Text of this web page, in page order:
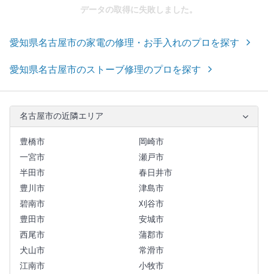
データの取得に失敗しました。
愛知県名古屋市の家電の修理・お手入れのプロを探す
愛知県名古屋市のストーブ修理のプロを探す
名古屋市の近隣エリア
豊橋市
岡崎市
一宮市
瀬戸市
半田市
春日井市
豊川市
津島市
碧南市
刈谷市
豊田市
安城市
西尾市
蒲郡市
犬山市
常滑市
江南市
小牧市